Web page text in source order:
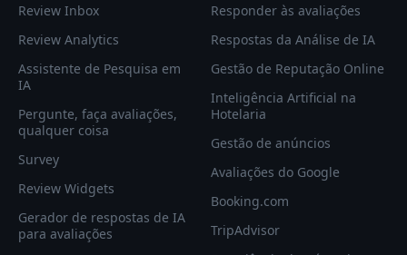
Review Inbox
Review Analytics
Assistente de Pesquisa em
IA
Pergunte, faça avaliações,
qualquer coisa
Survey
Review Widgets
Gerador de respostas de IA
para avaliações
Responder às avaliações
Respostas da Análise de IA
Gestão de Reputação Online
Inteligência Artificial na
Hotelaria
Gestão de anúncios
Avaliações do Google
Booking.com
TripAdvisor